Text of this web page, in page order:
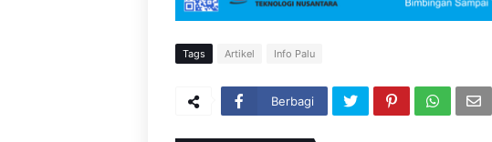
Tags Artikel Info Palu
Berbagi